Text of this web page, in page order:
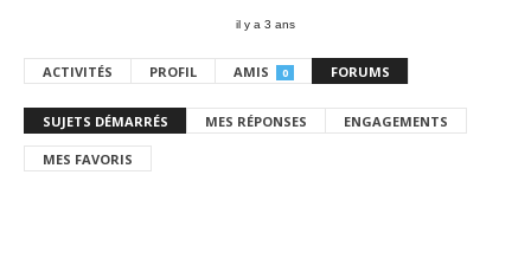
il y a 3 ans
ACTIVITÉS PROFIL AMIS 0 FORUMS
SUJETS DÉMARRÉS MES RÉPONSES ENGAGEMENTS
MES FAVORIS